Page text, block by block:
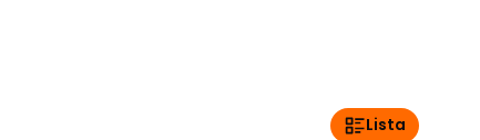
Lista